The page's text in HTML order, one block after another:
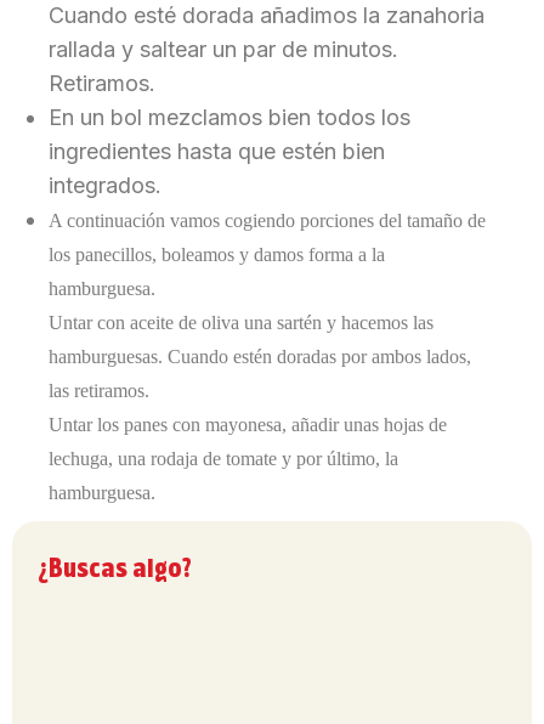
Cuando esté dorada añadimos la zanahoria
rallada y saltear un par de minutos.
Retiramos.
En un bol mezclamos bien todos los
ingredientes hasta que estén bien
integrados.
A continuación vamos cogiendo porciones del tamaño de
los panecillos, boleamos y damos forma a la
hamburguesa.
Untar con aceite de oliva una sartén y hacemos las
hamburguesas. Cuando estén doradas por ambos lados,
las retiramos.
Untar los panes con mayonesa, añadir unas hojas de
lechuga, una rodaja de tomate y por último, la
hamburguesa.
¿Buscas algo?